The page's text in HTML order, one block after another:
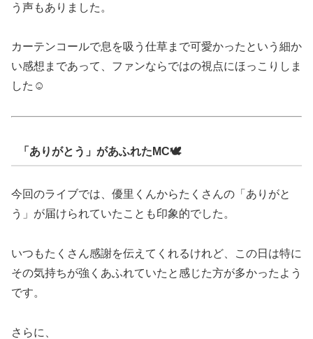
う声もありました。
カーテンコールで息を吸う仕草まで可愛かったという細か
い感想まであって、ファンならではの視点にほっこりしま
した☺️
「ありがとう」があふれたMC🕊️
今回のライブでは、優里くんからたくさんの「ありがと
う」が届けられていたことも印象的でした。
いつもたくさん感謝を伝えてくれるけれど、この日は特に
その気持ちが強くあふれていたと感じた方が多かったよう
です。
さらに、